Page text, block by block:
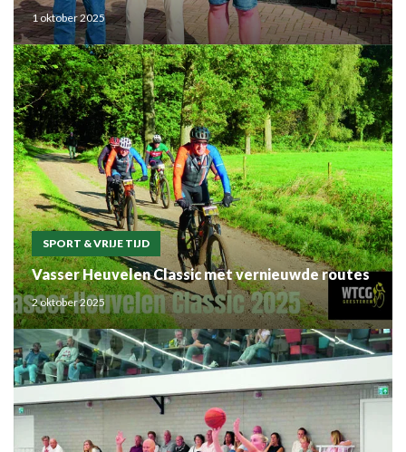
1 oktober 2025
SPORT & VRIJE TIJD
Vasser Heuvelen Classic met vernieuwde routes
2 oktober 2025